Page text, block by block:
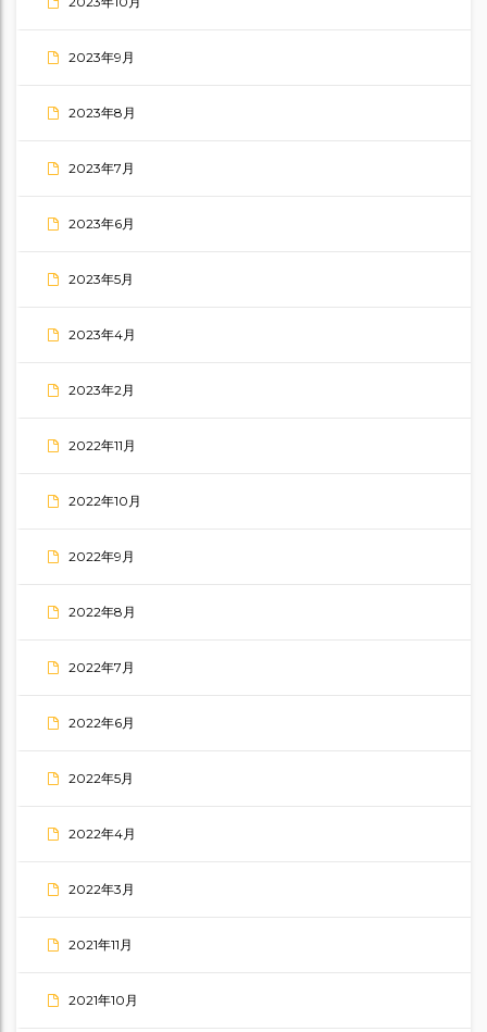
2023年9月
2023年8月
2023年7月
2023年6月
2023年5月
2023年4月
2023年2月
2022年11月
2022年10月
2022年9月
2022年8月
2022年7月
2022年6月
2022年5月
2022年4月
2022年3月
2021年11月
2021年10月